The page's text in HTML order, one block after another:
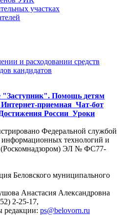
участках
и расходовании средств
кандидатов
"Заступник". Помощь детям
Интернет-приемная Чат-бот
Достижения России Уроки
Федеральной службой
информационных технологий и
ЭЛ № ФС77-
Беловского муниципального
Анастасия Александровна
2-25-17,
редакции: ps@belovorn.ru